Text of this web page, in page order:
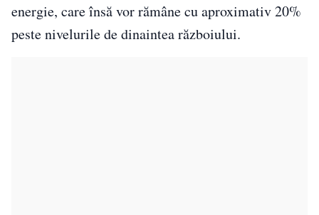
energie, care însă vor rămâne cu aproximativ 20%
peste nivelurile de dinaintea războiului.